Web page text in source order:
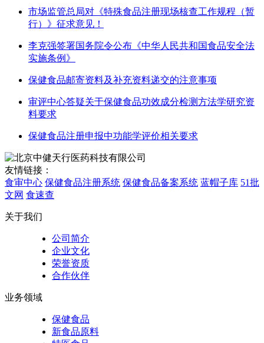
市场监管总局对《特殊食品注册现场核查工作规程（暂
行）》征求意见！
李克强签署国务院令公布《中华人民共和国食品安全法
实施条例》
保健食品邮寄资料及补充资料递交的注意事项
审评中心答疑关于保健食品功效成分检测方法学研究资
料要求
保健食品注册申报中功能学评价相关要求
友情链接：
食审中心 保健食品注册系统 保健食品备案系统 蓝帽子库 51批
文网 食速查
关于我们
公司简介
企业文化
荣誉资质
合作伙伴
业务领域
保健食品
新食品原料